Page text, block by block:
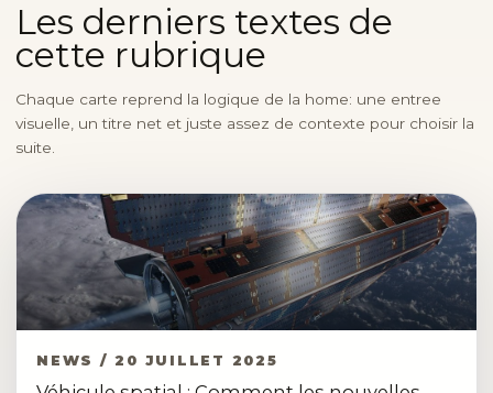
Les derniers textes de
cette rubrique
Chaque carte reprend la logique de la home: une entree
visuelle, un titre net et juste assez de contexte pour choisir la
suite.
NEWS / 20 JUILLET 2025